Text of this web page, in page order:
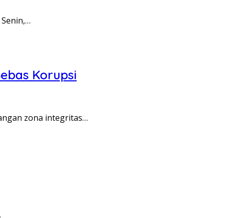
Korupsi
zona integritas…